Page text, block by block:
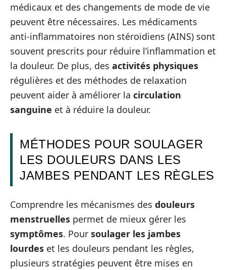
médicaux et des changements de mode de vie
peuvent être nécessaires. Les médicaments
anti-inflammatoires non stéroïdiens (AINS) sont
souvent prescrits pour réduire l’inflammation et
la douleur. De plus, des activités physiques
régulières et des méthodes de relaxation
peuvent aider à améliorer la circulation
sanguine et à réduire la douleur.
MÉTHODES POUR SOULAGER
LES DOULEURS DANS LES
JAMBES PENDANT LES RÈGLES
Comprendre les mécanismes des douleurs
menstruelles permet de mieux gérer les
symptômes. Pour soulager les jambes
lourdes et les douleurs pendant les règles,
plusieurs stratégies peuvent être mises en